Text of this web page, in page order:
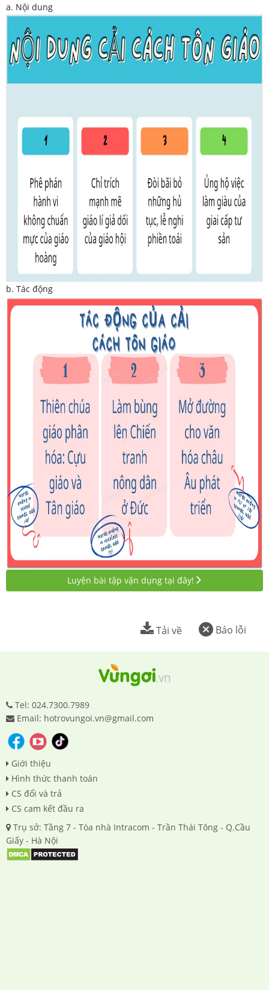
a. Nội dung
b. Tác động
Luyện bài tập vận dụng tại đây!
Báo lỗi
Tải về
Tel: 024.7300.7989
Email: hotrovungoi.vn@gmail.com
Giới thiệu
Hình thức thanh toán
CS đổi và trả
CS cam kết đầu ra
Trụ sở: Tầng 7 - Tòa nhà Intracom - Trần Thái Tông - Q.Cầu
Giấy - Hà Nội